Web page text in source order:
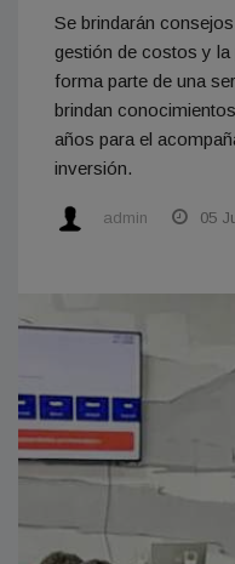
Se brindarán
gestión de costos y la
forma parte de una
brindan
años para el
inversión.
admin 05